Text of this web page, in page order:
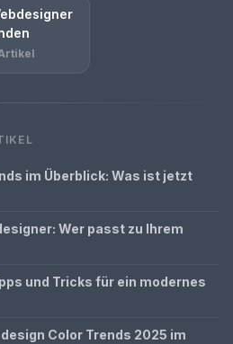
im Überblick: Was ist jetzt
Wer passt zu Ihrem
und Tricks für ein modernes
Color Trends 2025 im